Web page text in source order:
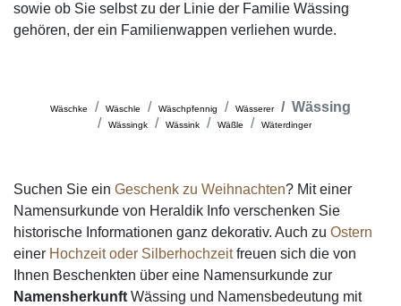
sowie ob Sie selbst zu der Linie der Familie Wässing
gehören, der ein Familienwappen verliehen wurde.
Wäschke Wäschle Wäschpfennig Wässerer Wässing
Wässingk Wässink Wäßle Wäterdinger
Suchen Sie ein Geschenk zu Weihnachten? Mit einer
Namensurkunde von Heraldik Info verschenken Sie
historische Informationen ganz dekorativ. Auch zu Ostern
einer Hochzeit oder Silberhochzeitfreuen sich die von
Ihnen Beschenkten über eine Namensurkunde zur
Namensherkunft Wässing und Namensbedeutung mit